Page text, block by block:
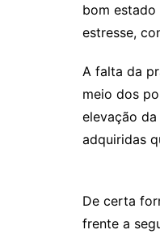
bom
estresse,
A falta da
meio dos
elevação
adquiridas
De certa
frente a